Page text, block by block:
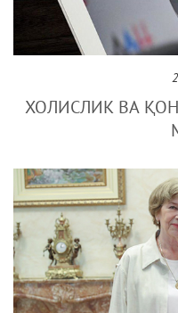
ХОЛИСЛИК ВА